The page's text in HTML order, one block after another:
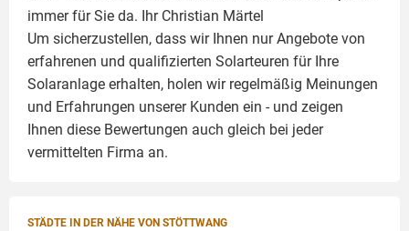
immer für Sie da. Ihr Christian Märtel
Um sicherzustellen, dass wir Ihnen nur Angebote von
erfahrenen und qualifizierten Solarteuren für Ihre
Solaranlage erhalten, holen wir regelmäßig Meinungen
und Erfahrungen unserer Kunden ein - und zeigen
Ihnen diese Bewertungen auch gleich bei jeder
vermittelten Firma an.
STÄDTE IN DER NÄHE VON STÖTTWANG